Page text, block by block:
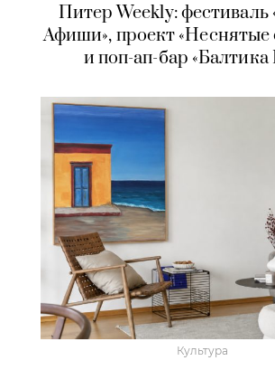
Питер Weekly:
Афиши», проект «Неснятые
и поп-ап-бар «Балтика
Культура